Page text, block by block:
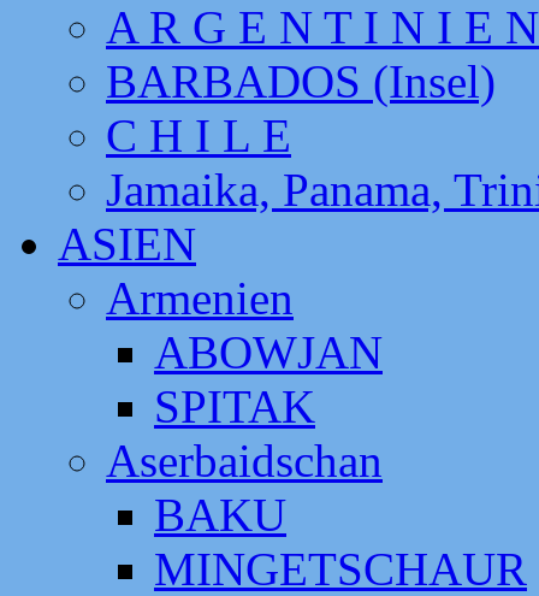
A R G E N T I N I E N
BARBADOS (Insel)
C H I L E
Jamaika, Panama,
ASIEN
Armenien
ABOWJAN
SPITAK
Aserbaidschan
BAKU
MINGETSCHAUR